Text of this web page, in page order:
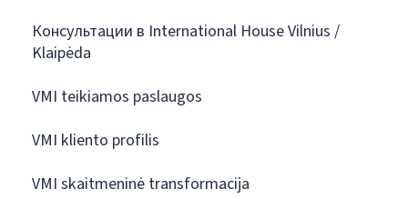
Консультации в International House Vilnius /
Klaipėda
VMI teikiamos paslaugos
VMI kliento profilis
VMI skaitmeninė transformacija